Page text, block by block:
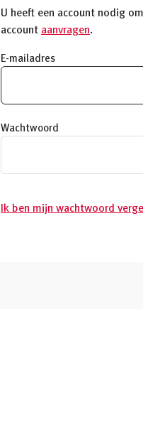
U heeft een account nodig
account aanvragen.
E-mailadres
Wachtwoord
Ik ben mijn wachtwoord